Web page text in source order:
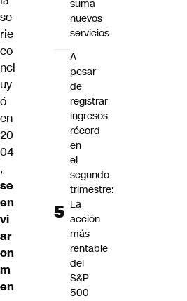
se
rie
co
ncl
uy
ó
en
20
04
,
se
en
vi
ar
on
m
en
suma
nuevos
servicios
A
pesar
de
registrar
ingresos
récord
en
el
segundo
trimestre:
La
acción
más
rentable
del
S&P
500